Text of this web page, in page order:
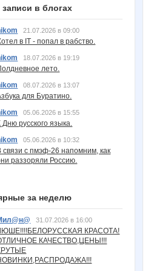
в блогах
21.07.2026 в 09:00
в IT - попал в рабство.
18.07.2026 в 19:19
лето.
08.07.2026 в 13:07
для Буратино.
05.06.2026 в 15:55
Дню русского языка.
05.06.2026 в 10:32
связи с пмэф-26 напомним, как
раззоряли Россию.
за неделю
31.07.2026 в 16:00
КРАСОТА!
КАЧЕСТВО,ЦЕНЫ!!!